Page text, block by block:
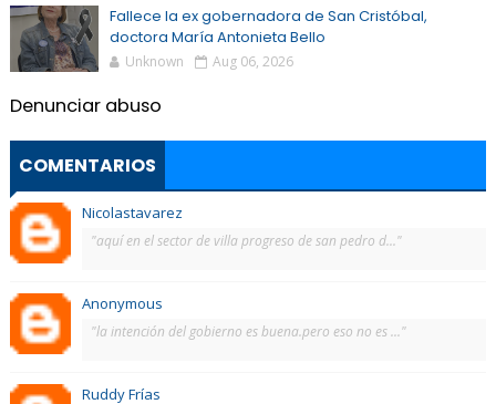
Fallece la ex gobernadora de San Cristóbal,
doctora María Antonieta Bello
Unknown Aug 06, 2026
Denunciar abuso
COMENTARIOS
Nicolastavarez
"aquí en el sector de villa progreso de san pedro d..."
Anonymous
"la intención del gobierno es buena.pero eso no es ..."
Ruddy Frías